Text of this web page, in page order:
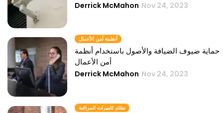
Derrick McMahon Nov 24, 2023
أنظمة أمن الأعمال
حماية ضيوف الضيافة والأصول باستخدام أنظمة
أمن الأعمال
Derrick McMahon Nov 24, 2023
نظام كاميرات المراقبة